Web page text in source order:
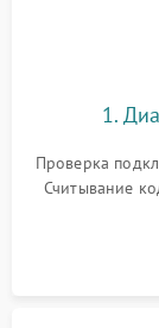
1.
Проверка
Считывание
выявления